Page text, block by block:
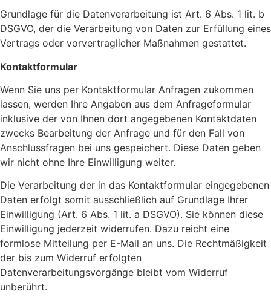
Grundlage für die Datenverarbeitung ist Art. 6 Abs. 1 lit. b
DSGVO, der die Verarbeitung von Daten zur Erfüllung eines
Vertrags oder vorvertraglicher Maßnahmen gestattet.
Kontaktformular
Wenn Sie uns per Kontaktformular Anfragen zukommen
lassen, werden Ihre Angaben aus dem Anfrageformular
inklusive der von Ihnen dort angegebenen Kontaktdaten
zwecks Bearbeitung der Anfrage und für den Fall von
Anschlussfragen bei uns gespeichert. Diese Daten geben
wir nicht ohne Ihre Einwilligung weiter.
Die Verarbeitung der in das Kontaktformular eingegebenen
Daten erfolgt somit ausschließlich auf Grundlage Ihrer
Einwilligung (Art. 6 Abs. 1 lit. a DSGVO). Sie können diese
Einwilligung jederzeit widerrufen. Dazu reicht eine
formlose Mitteilung per E-Mail an uns. Die Rechtmäßigkeit
der bis zum Widerruf erfolgten
Datenverarbeitungsvorgänge bleibt vom Widerruf
unberührt.